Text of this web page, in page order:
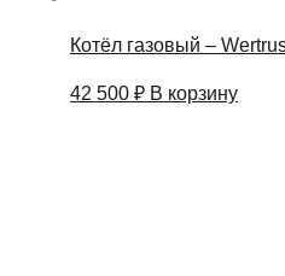
Котёл газовый –
42 500 ₽ В корзину